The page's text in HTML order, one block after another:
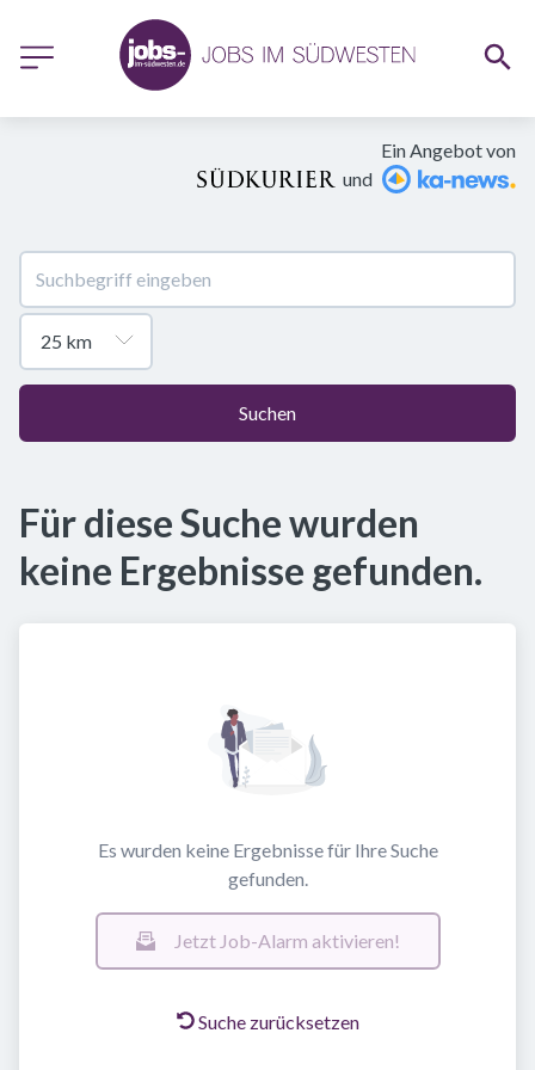
Ein Angebot von
und
Suchen
Für diese Suche wurden
keine Ergebnisse gefunden.
Es wurden keine Ergebnisse für Ihre Suche
gefunden.
Jetzt Job-Alarm aktivieren!
Suche zurücksetzen